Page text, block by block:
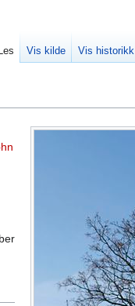
Les Vis kilde Vis historikk